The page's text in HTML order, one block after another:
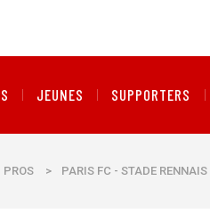
JEUNES SUPPORTERS
PROS > PARIS FC - STADE